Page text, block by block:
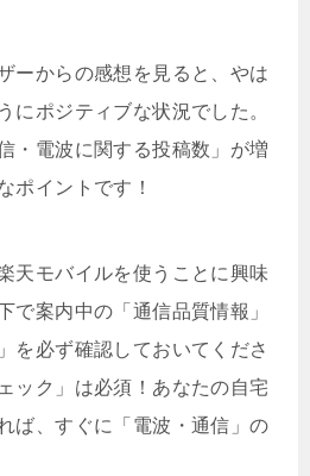
ーからの感想を見ると、やは
にポジティブな状況でした。
・電波に関する投稿数」が増
ポイントです！
天モバイルを使うことに興味
で案内中の「通信品質情報」
を必ず確認しておいてくださ
ック」は必須！あなたの自宅
ば、すぐに「電波・通信」の